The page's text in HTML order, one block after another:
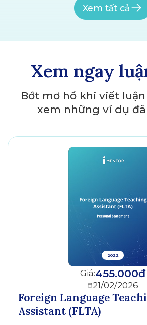
Xem tất cả
Xem ngay
Bớt mơ hồ khi viết
xem những ví dụ
2022
Giá:455.000đ
21/02/2026
Foreign Language
Assistant (FLTA)